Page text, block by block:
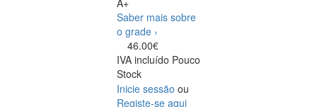
A+
Saber mais sobre
o grade ›
46.00€
IVA incluído Pouco
Stock
Inicie sessão ou
Registe-se aqui